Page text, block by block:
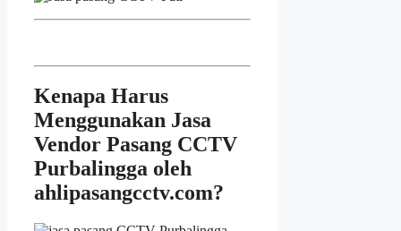
Kenapa Harus
Menggunakan Jasa
Vendor Pasang CCTV
Purbalingga oleh
ahlipasangcctv.com?